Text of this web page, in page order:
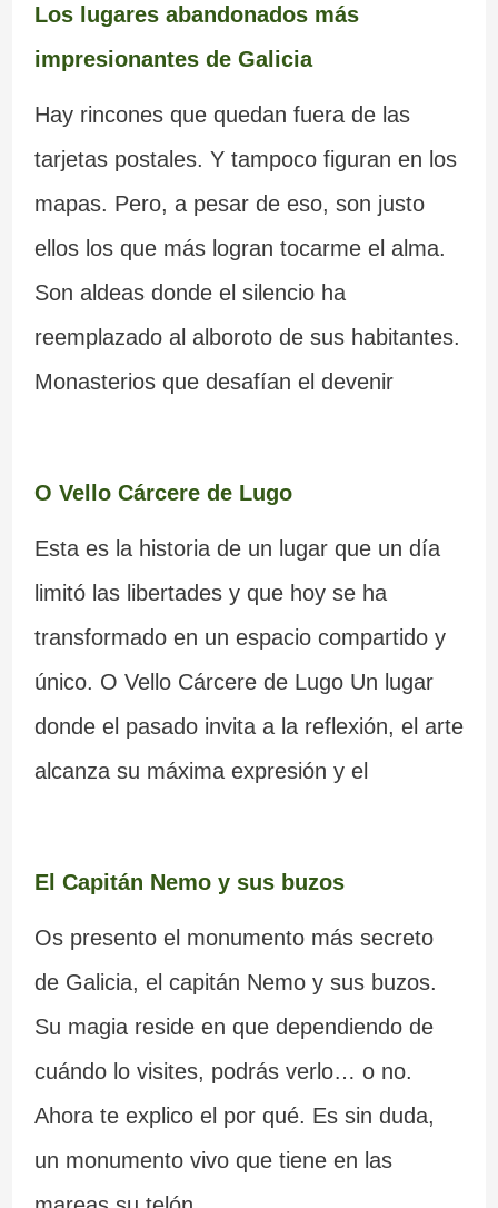
Los lugares abandonados más
impresionantes de Galicia
Hay rincones que quedan fuera de las
tarjetas postales. Y tampoco figuran en los
mapas. Pero, a pesar de eso, son justo
ellos los que más logran tocarme el alma.
Son aldeas donde el silencio ha
reemplazado al alboroto de sus habitantes.
Monasterios que desafían el devenir
O Vello Cárcere de Lugo
Esta es la historia de un lugar que un día
limitó las libertades y que hoy se ha
transformado en un espacio compartido y
único. O Vello Cárcere de Lugo Un lugar
donde el pasado invita a la reflexión, el arte
alcanza su máxima expresión y el
El Capitán Nemo y sus buzos
Os presento el monumento más secreto
de Galicia, el capitán Nemo y sus buzos.
Su magia reside en que dependiendo de
cuándo lo visites, podrás verlo… o no.
Ahora te explico el por qué. Es sin duda,
un monumento vivo que tiene en las